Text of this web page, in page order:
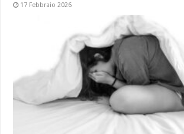
17 Febbraio 2026